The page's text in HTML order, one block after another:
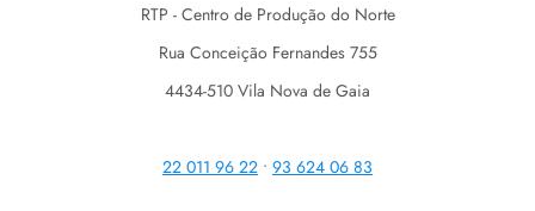
RTP - Centro de Produção do Norte
Rua Conceição Fernandes 755
4434-510 Vila Nova de Gaia
22 011 96 22 • 93 624 06 83